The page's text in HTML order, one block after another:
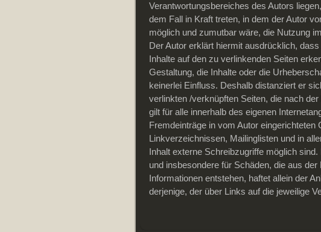
Verantwortungsbereiches des Autors
dem Fall in Kraft treten, in dem der Autor
möglich und zumutbar wäre, die Nutzung
Der Autor erklärt hiermit ausdrücklich,
Inhalte auf den zu verlinkenden Seiten
Gestaltung, die Inhalte oder die
keinerlei Einfluss. Deshalb distanziert er
verlinkten /verknüpften Seiten, die nach
gilt für alle innerhalb des eigenen
Fremdeinträge in vom Autor
Linkverzeichnissen, Mailinglisten und in
Inhalt externe Schreibzugriffe möglich
und insbesondere für Schäden, die aus
Informationen entstehen, haftet allein der
derjenige, der über Links auf die jeweilige